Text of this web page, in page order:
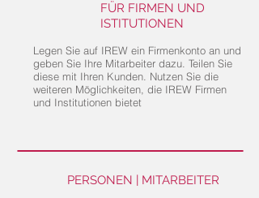
Legen Sie auf IREW ein Firmenkonto an und
geben Sie Ihre Mitarbeiter dazu. Teilen Sie
diese mit Ihren Kunden. Nutzen Sie die
weiteren Möglichkeiten, die IREW Firmen
und Institutionen bietet
FÜR FIRMEN UND
ISTITUTIONEN
PERSONEN | MITARBEITER